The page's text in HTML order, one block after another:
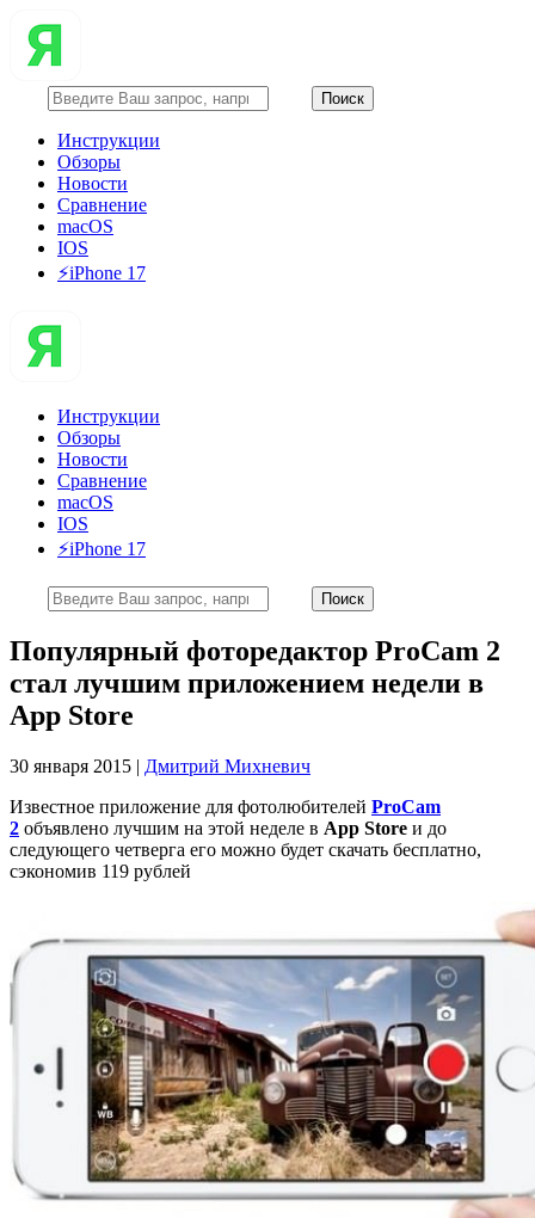
Инструкции
Обзоры
Новости
Сравнение
macOS
IOS
⚡️iPhone 17
Инструкции
Обзоры
Новости
Сравнение
macOS
IOS
⚡️iPhone 17
Популярный фоторедактор ProCam 2
стал лучшим приложением недели в
App Store
30 января 2015 | Дмитрий Михневич
Известное приложение для фотолюбителей ProCam
2 объявлено лучшим на этой неделе в App Store и до
следующего четверга его можно будет скачать бесплатно,
сэкономив 119 рублей